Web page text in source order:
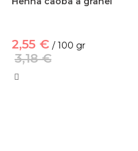
2,55 € / 100 gr
3,18 €